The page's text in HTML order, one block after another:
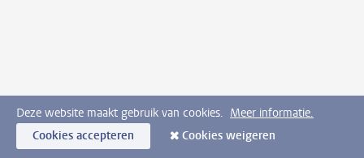
Deze website maakt gebruik van cookies. Meer informatie.
Cookies accepteren
Cookies weigeren